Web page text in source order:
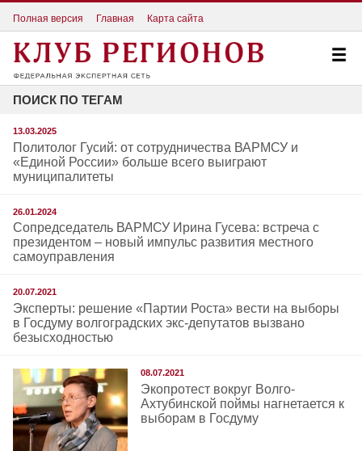
Полная версия Главная Карта сайта
ПОИСК ПО ТЕГАМ
13.03.2025
Политолог Гусий: от сотрудничества ВАРМСУ и
«Единой России» больше всего выиграют
муниципалитеты
26.01.2024
Сопредседатель ВАРМСУ Ирина Гусева: встреча с
президентом – новый импульс развития местного
самоуправления
20.07.2021
Эксперты: решение «Партии Роста» вести на выборы
в Госдуму волгоградских экс-депутатов вызвано
безысходностью
08.07.2021
Экопротест вокруг Волго-
Ахтубинской поймы нагнетается к
выборам в Госдуму